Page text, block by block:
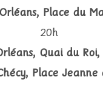
Orléans, Place du
20h
Quai du Roi,
Place Jeanne